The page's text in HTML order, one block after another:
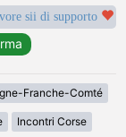
sii di supporto
Franche-Comté
Incontri Corse